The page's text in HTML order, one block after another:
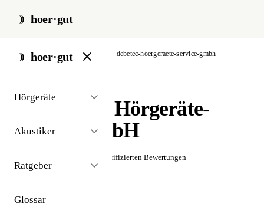
hoer·gut
hoer·gut
Hörgeräte
Akustiker
Ratgeber
Glossar
start / akustiker / hamburg debetec-hoergeraete-service-gmbh
DEBETEC Hörgeräte-
Service GmbH
Noch keine verifizierten Bewertungen